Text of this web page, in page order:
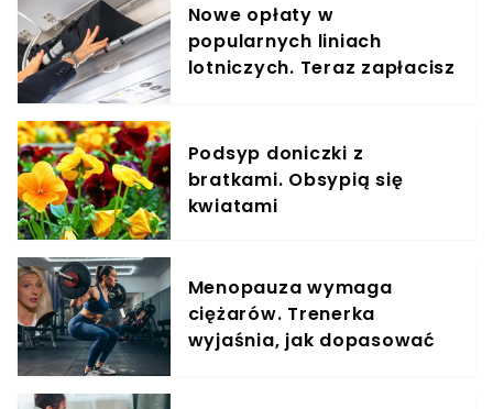
Nowe opłaty w
popularnych liniach
lotniczych. Teraz zapłacisz
Podsyp doniczki z
bratkami. Obsypią się
kwiatami
Menopauza wymaga
ciężarów. Trenerka
wyjaśnia, jak dopasować